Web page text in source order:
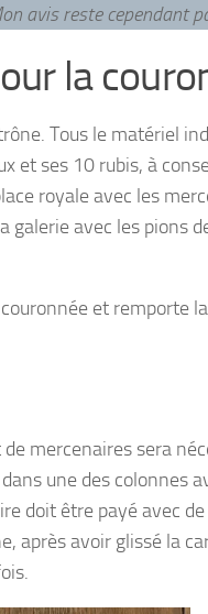
avis reste cependant
la
Tous le matériel
et ses 10 rubis, à
royale avec les
avec les pions
et remporte
mercenaires sera
une des colonnes
doit être payé avec de
après avoir glissé la